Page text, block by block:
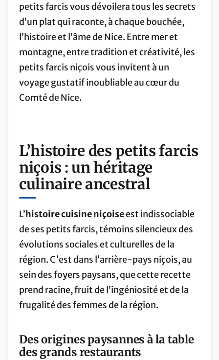
petits farcis vous dévoilera tous les secrets
d’un plat qui raconte, à chaque bouchée,
l’histoire et l’âme de Nice. Entre mer et
montagne, entre tradition et créativité, les
petits farcis niçois vous invitent à un
voyage gustatif inoubliable au cœur du
Comté de Nice.
L’histoire des petits farcis
niçois : un héritage
culinaire ancestral
L’histoire cuisine niçoiseest indissociable
de ses petits farcis, témoins silencieux des
évolutions sociales et culturelles de la
région. C’est dans l’arrière-pays niçois, au
sein des foyers paysans, que cette recette
prend racine, fruit de l’ingéniosité et de la
frugalité des femmes de la région.
Des origines paysannes à la table
des grands restaurants